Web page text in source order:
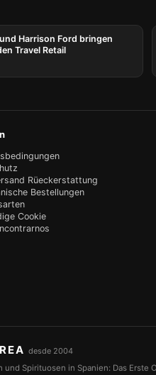
Harrison Ford bringen
Travel Retail
Rüeckerstattung
Bestellungen
Cookie
desde 2004
Spirituosen in Spanien: Das Erste
Zwecke: zum Beispiel, um
die Sicherheit zu
zu speichern, unsere
Sie können die
indem Sie nur die